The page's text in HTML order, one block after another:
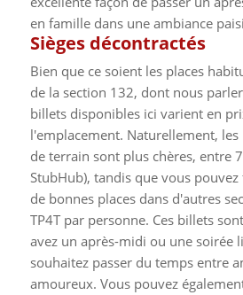
en famille dans une ambiance
Sièges décontractés
Bien que ce soient les places
de la section 132, dont nous
billets disponibles ici varient en
l'emplacement. Naturellement,
de terrain sont plus chères, entre
StubHub), tandis que vous
de bonnes places dans d'autres
TP4T par personne. Ces billets
avez un après-midi ou une soirée
souhaitez passer du temps entre
amoureux. Vous pouvez